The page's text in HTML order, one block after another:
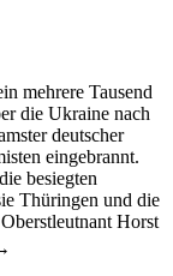
mehrere Tausend
die Ukraine nach
deutscher
eingebrannt.
besiegten
Thüringen und die
Horst